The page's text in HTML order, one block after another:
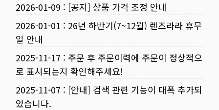
2026-01-09 : [공지] 상품 가격 조정 안내
2026-01-01 : 26년 하반기(7~12월) 렌즈라라 휴무
일 안내
2025-11-17 : 주문 후 주문이력에 주문이 정상적으
로 표시되는지 확인해주세요!
2025-11-07 : [안내] 검색 관련 기능이 대폭 추가되
었습니다.